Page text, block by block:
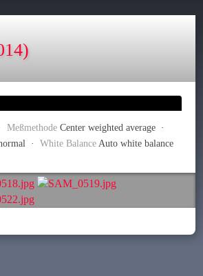
MeßmethodeCenter weighted average ·
· White Balance Auto white balance